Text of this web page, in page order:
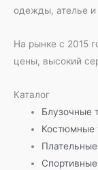
одежды, ателье
На рынке с 2015
цены, высокий
Каталог
Блузочные
Костюмные
Плательные
Спортивные